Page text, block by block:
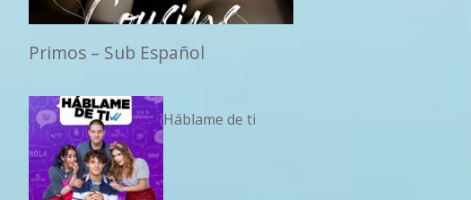
Primos – Sub Español
Háblame de ti